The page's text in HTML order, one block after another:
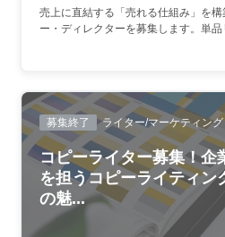
売上に直結する「売れる仕組み」を構
ー・ディレクターを募集します。単
募集終了 ライター/マーケティング
コピーライター募集！企
を担うコピーライティン
の魅...